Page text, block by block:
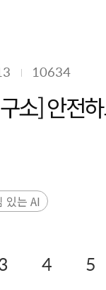
10634
소] 안전
있는 AI
4 5